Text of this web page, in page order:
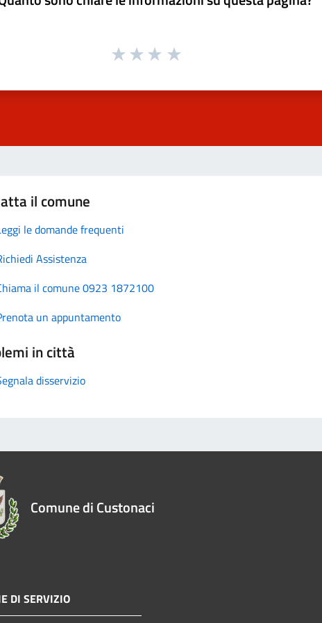
il comune
le domande frequenti
Assistenza
il comune 0923 1872100
un appuntamento
in città
disservizio
Comune di Custonaci
DI SERVIZIO